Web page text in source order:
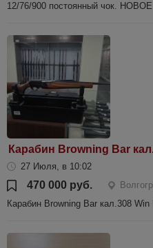
12/76/900 постоянный чок. НОВОЕ
Карабин Browning Bar
27 Июля, в 10:02
470 000 руб.
Карабин Browning Bar кал.308